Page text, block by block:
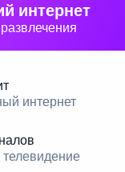
интернет
интернет